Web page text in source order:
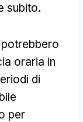
subito.
oraria in
di
per